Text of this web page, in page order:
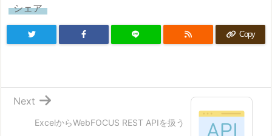
シェア
Copy
ExcelからWebFOCUS REST APIを扱う
Next